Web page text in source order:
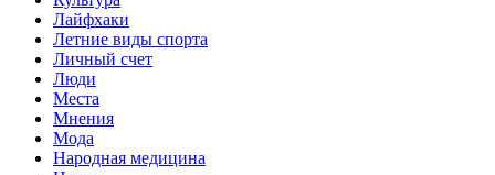
Лайфхаки
Летние виды спорта
Личный счет
Люди
Места
Мнения
Мода
Народная медицина